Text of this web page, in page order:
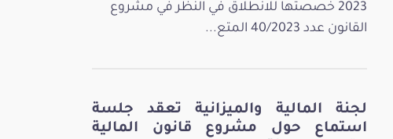
2023 خصصتها للانطلاق في النظر في مشروع
القانون عدد 40/2023 المتع...
لجنة المالية والميزانية تعقد جلسة
استماع حول مشروع قانون المالية